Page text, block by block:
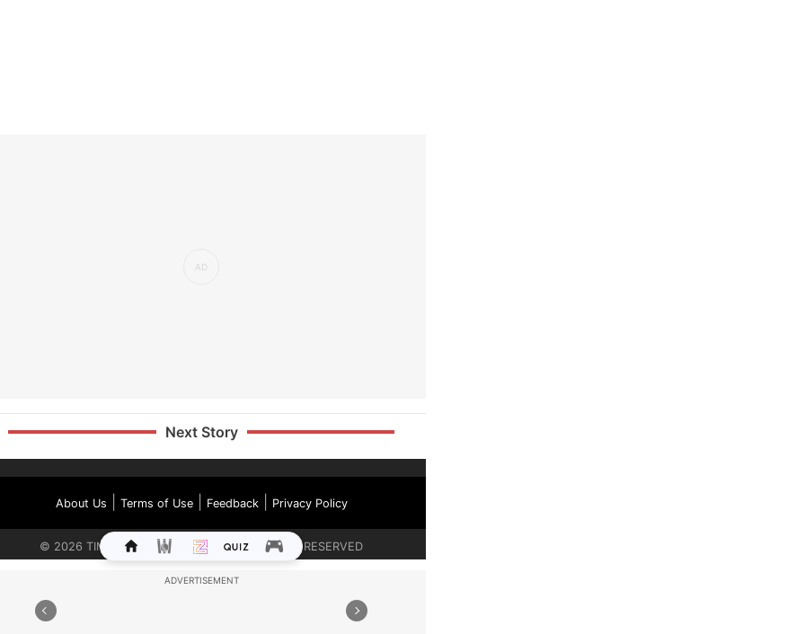
Next Story
About Us Terms of Use| Feedback| Privacy Policy
© 2026 TIMES INTERNET LIMITED. ALL RIGHTS RESERVED